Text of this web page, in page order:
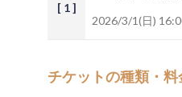
[ 1 ]
2026/3/1(日)
チケットの種類・料